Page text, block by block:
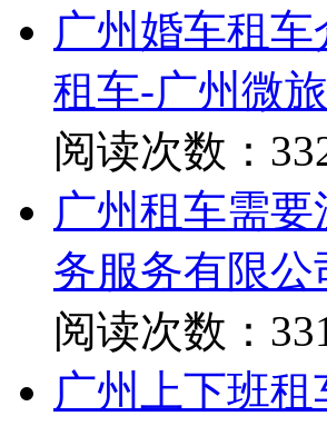
广州婚车租
租车-广州微
阅读次数：
广州租车需
务服务有限公
阅读次数：
广州上下班